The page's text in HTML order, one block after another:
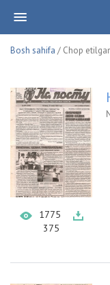
Bosh sahifa / Chop
1775
375